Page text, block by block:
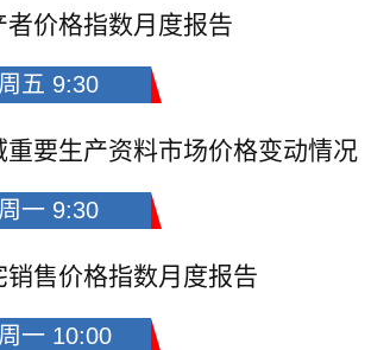
者价格指数月度报告
五 9:30
重要生产资料市场价格变动情况
一 9:30
销售价格指数月度报告
一 10:00